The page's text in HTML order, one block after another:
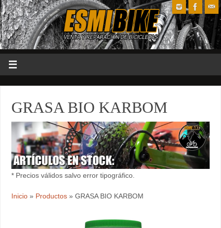
GRASA BIO KARBOM
* Precios válidos salvo error tipográfico.
Inicio» Productos» GRASA BIO KARBOM